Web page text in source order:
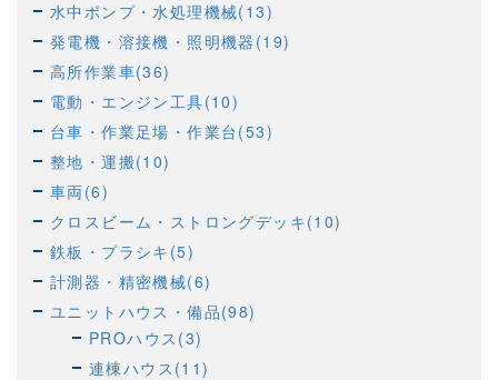
水中ポンプ・水処理機械(13)
発電機・溶接機・照明機器(19)
高所作業車(36)
電動・エンジン工具(10)
台車・作業足場・作業台(53)
整地・運搬(10)
車両(6)
クロスビーム・ストロングデッキ(10)
鉄板・プラシキ(5)
計測器・精密機械(6)
ユニットハウス・備品(98)
PROハウス(3)
連棟ハウス(11)